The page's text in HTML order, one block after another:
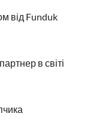
від Funduk
в світі